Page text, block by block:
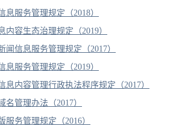
息服务管理规定（2018）
内容生态治理规定（2019）
闻信息服务管理规定（2017）
息服务管理规定（2019）
息内容管理行政执法程序规定（2017）
名管理办法（2017）
服务管理规定（2016）